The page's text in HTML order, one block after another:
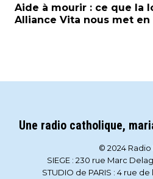
Aide à mourir : ce que la
Alliance Vita nous met en
Une radio catholique,
© 2024 Radio
SIEGE : 230 rue Marc
STUDIO de PARIS : 4 rue